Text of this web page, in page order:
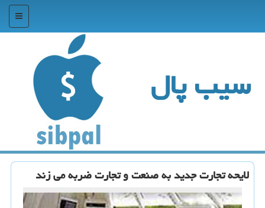
منو
سیب پال
لایحه تجارت جدید به صنعت و تجارت ضربه می زند